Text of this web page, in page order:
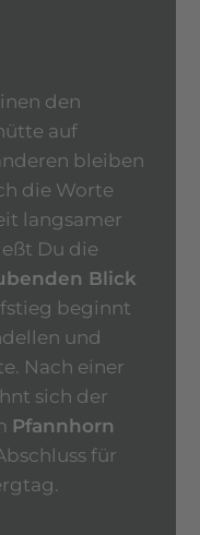
den
auf
bleiben
die Worte
langsamer
Du die
Blick
beginnt
und
Nach einer
sich der
Pfannhorn
für